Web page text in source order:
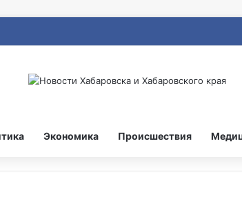
Экономика Происшествия